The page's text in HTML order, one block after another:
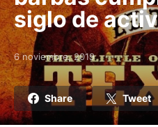
siglo de
Posted on
6 noviembre, 2019
Share Tweet